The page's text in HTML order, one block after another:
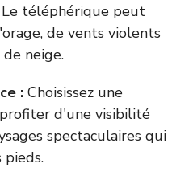
Le téléphérique peut
de vents violents
neige.
: Choisissez une
d'une visibilité
spectaculaires qui
pieds.